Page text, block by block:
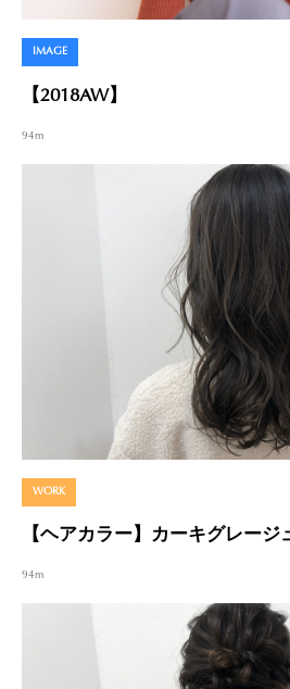
IMAGE
【2018AW】
94m
WORK
【ヘアカラー】カーキグレージ
94m